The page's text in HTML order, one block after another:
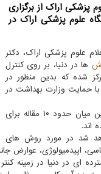
پزشكی اراك از برگزاری
علوم پزشكی اراك در
علوم پزشکی اراک، دکتر
ها در دنیا، بر روی کنترل
راه درمان بیماری کووید۱۹ متمرکز شده که بدین منظور در
ملی کرونا با حمایت وزارت بهداشت در
وی اضافه کرد: ۶۰ مقاله دریافت شده که از این میان حدود ۱۰ مقاله برای
شد در مورد روش های
اپیدمیولوژی، عوارض
ای در دنیا در زمینه